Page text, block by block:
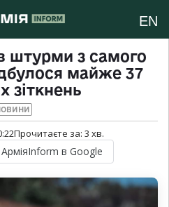
EN
штурми з самого
майже 37
зіткнень
Прочитаєте за: 3 хв.
АрміяInform в Google